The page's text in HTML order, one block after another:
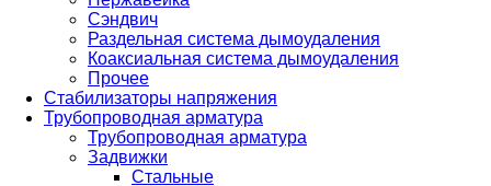
Сэндвич
Раздельная система дымоудаления
Коаксиальная система дымоудаления
Прочее
Стабилизаторы напряжения
Трубопроводная арматура
Трубопроводная арматура
Задвижки
Стальные